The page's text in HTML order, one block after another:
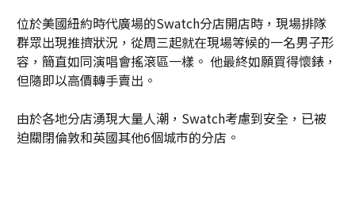
位於美國紐約時代廣場的Swatch分店開店時，現場排隊
群眾出現推擠狀況，從周三起就在現場等候的一名男子形
容，簡直如同演唱會搖滾區一樣。 他最終如願買得懷錶，
但隨即以高價轉手賣出。
由於各地分店湧現大量人潮，Swatch考慮到安全，已被
迫關閉倫敦和英國其他6個城市的分店。